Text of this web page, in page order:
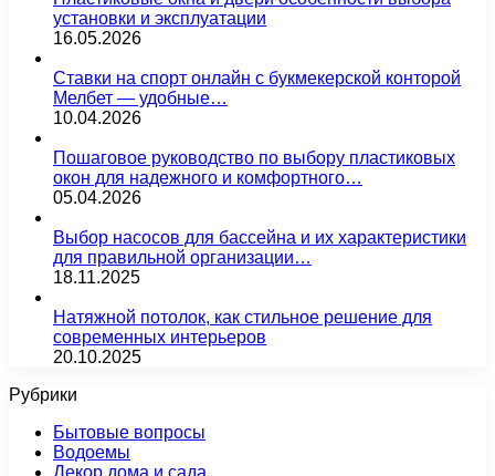
установки и эксплуатации
16.05.2026
Ставки на спорт онлайн с букмекерской конторой
Мелбет — удобные…
10.04.2026
Пошаговое руководство по выбору пластиковых
окон для надежного и комфортного…
05.04.2026
Выбор насосов для бассейна и их характеристики
для правильной организации…
18.11.2025
Натяжной потолок, как стильное решение для
современных интерьеров
20.10.2025
Рубрики
Бытовые вопросы
Водоемы
Декор дома и сада